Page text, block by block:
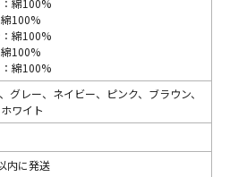
100%
綿100%
100%
綿100%
グレー、ネイビー、ピンク、ブラウン、
ワイト
内に発送